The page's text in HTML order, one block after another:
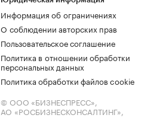
Информация об ограничениях
О соблюдении авторских прав
Пользовательское соглашение
Политика в отношении обработки
персональных данных
Политика обработки файлов cookie
© ООО «БИЗНЕСПРЕСС»,
АО «РОСБИЗНЕСКОНСАЛТИНГ»,